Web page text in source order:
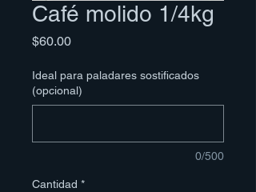
Café molido 1/4kg
$60.00Precio
Ideal para paladares sostificados
(opcional)
0/500
Cantidad *